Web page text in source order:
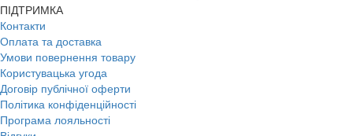
ПІДТРИМКА
Контакти
Оплата та доставка
Умови повернення товару
Користувацька угода
Договір публічної оферти
Політика конфіденційності
Програма лояльності